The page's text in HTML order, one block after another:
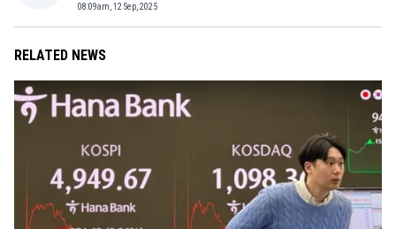
08:09am, 12 Sep, 2025
RELATED NEWS